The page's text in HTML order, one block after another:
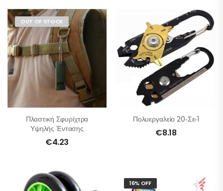
OUT OF STOCK
Πλαστική Σφυρίχτρα
Υψηλής Έντασης
€4.23
Πολυεργαλείο 20‑σε‑1
€8.18
16% OFF